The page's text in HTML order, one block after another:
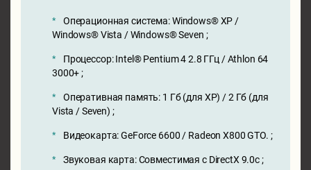
Операционная система: Windows® XP /
Windows® Vista / Windows® Seven ;
Процессор: Intel® Pentium 4 2.8 ГГц / Athlon 64
3000+ ;
Оперативная память: 1 Гб (для XP) / 2 Гб (для
Vista / Seven) ;
Видеокарта: GeForce 6600 / Radeon X800 GTO. ;
Звуковая карта: Совместимая с DirectX 9.0с ;